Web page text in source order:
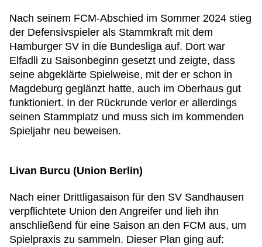
Nach seinem FCM-Abschied im Sommer 2024 stieg
der Defensivspieler als Stammkraft mit dem
Hamburger SV in die Bundesliga auf. Dort war
Elfadli zu Saisonbeginn gesetzt und zeigte, dass
seine abgeklärte Spielweise, mit der er schon in
Magdeburg geglänzt hatte, auch im Oberhaus gut
funktioniert. In der Rückrunde verlor er allerdings
seinen Stammplatz und muss sich im kommenden
Spieljahr neu beweisen.
Livan Burcu (Union Berlin)
Nach einer Drittligasaison für den SV Sandhausen
verpflichtete Union den Angreifer und lieh ihn
anschließend für eine Saison an den FCM aus, um
Spielpraxis zu sammeln. Dieser Plan ging auf: